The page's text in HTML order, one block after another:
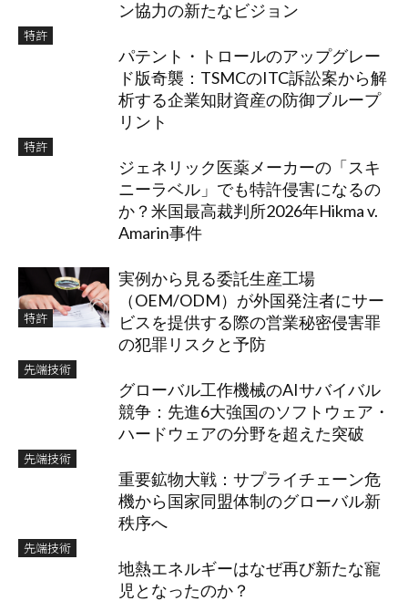
ン協力の新たなビジョン
特許
パテント・トロールのアップグレー
ド版奇襲：TSMCのITC訴訟案から解
析する企業知財資産の防御ブループ
リント
特許
ジェネリック医薬メーカーの「スキ
ニーラベル」でも特許侵害になるの
か？米国最高裁判所2026年Hikma v.
Amarin事件
特許
実例から見る委託生産工場
（OEM/ODM）が外国発注者にサー
ビスを提供する際の営業秘密侵害罪
の犯罪リスクと予防
先端技術
グローバル工作機械のAIサバイバル
競争：先進6大強国のソフトウェア・
ハードウェアの分野を超えた突破
先端技術
重要鉱物大戦：サプライチェーン危
機から国家同盟体制のグローバル新
秩序へ
先端技術
地熱エネルギーはなぜ再び新たな寵
児となったのか？